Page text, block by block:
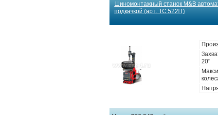
Шиномонтажный станок M&B
подкачкой (арт: TC 522IT)
20"